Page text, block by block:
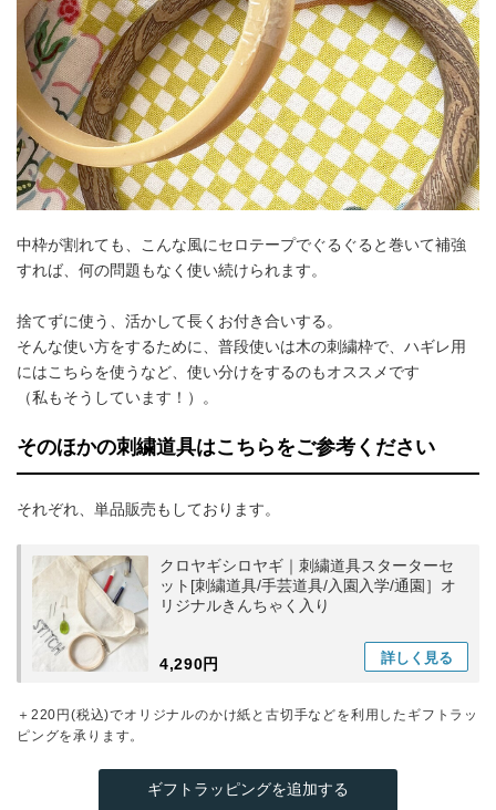
中枠が割れても、こんな風にセロテープでぐるぐると巻いて補強
すれば、何の問題もなく使い続けられます。
捨てずに使う、活かして長くお付き合いする。
そんな使い方をするために、普段使いは木の刺繍枠で、ハギレ用
にはこちらを使うなど、使い分けをするのもオススメです
（私もそうしています！）。
そのほかの刺繍道具はこちらをご参考ください
それぞれ、単品販売もしております。
クロヤギシロヤギ｜刺繍道具スターターセ
ット[刺繍道具/手芸道具/入園入学/通園］オ
リジナルきんちゃく入り
4,290円 詳しく 見る
＋220円(税込)でオリジナルのかけ紙と古切手などを利用したギフトラッ
ピングを承ります。
ギフトラッピングを追加する